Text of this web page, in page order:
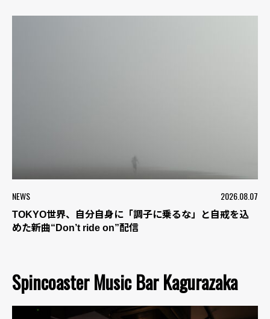
NEWS 2026.08.07
TOKYO世界、自分自身に「調子に乗るな」と自戒を込
めた新曲“Don’t ride on”配信
Spincoaster Music Bar Kagurazaka